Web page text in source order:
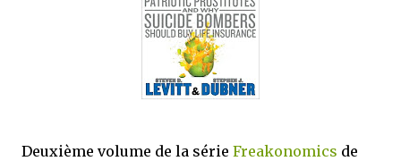
mettre sous tous les yeux. C'est cela...
Deuxième volume de la série Freakonomics de